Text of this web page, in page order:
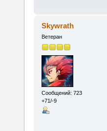
Skywrath
Ветеран
Сообщений: 723
+71/-9